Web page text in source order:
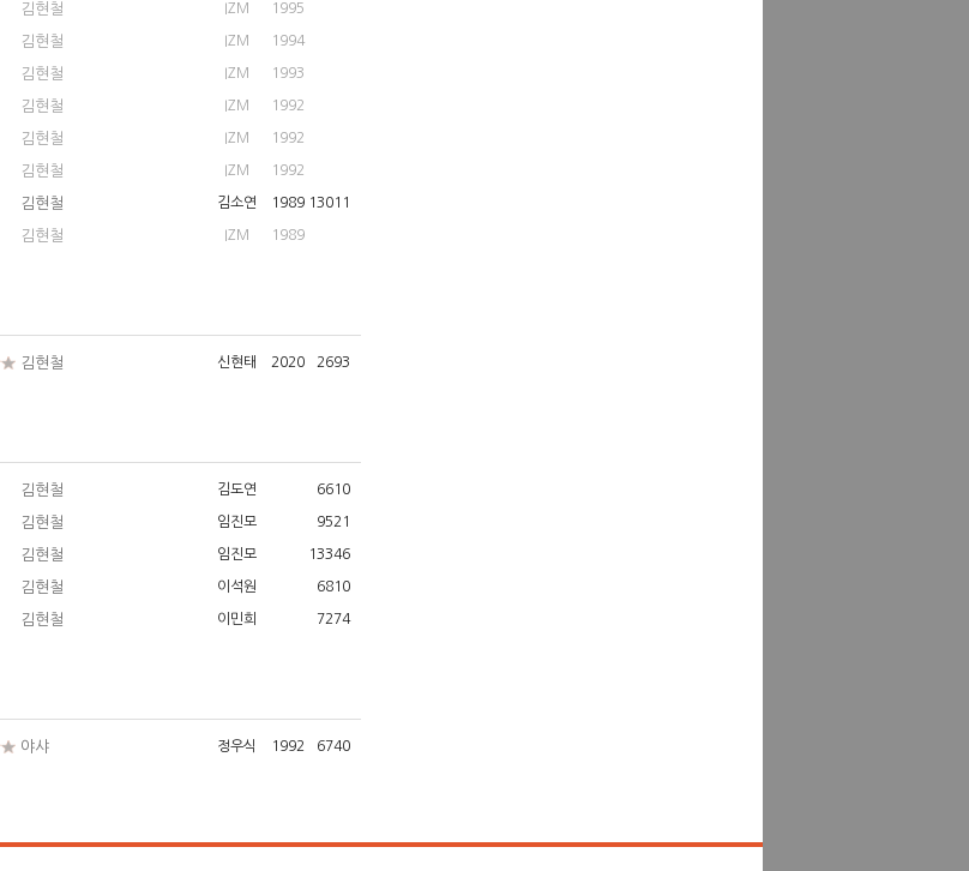
김현철 IZM 1995
김현철 IZM 1994
김현철 IZM 1993
김현철 IZM 1992
김현철 IZM 1992
김현철 IZM 1992
김현철 김소연 1989 13011
김현철 IZM 1989
김현철 신현태 2020 2693
김현철 김도연 6610
김현철 임진모 9521
김현철 임진모 13346
김현철 이석원 6810
김현철 이민희 7274
야샤 정우식 1992 6740